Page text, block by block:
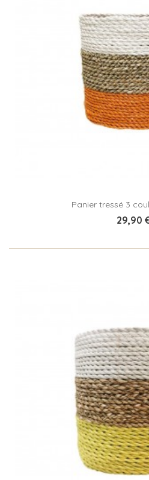
Panier tressé 3
29,90